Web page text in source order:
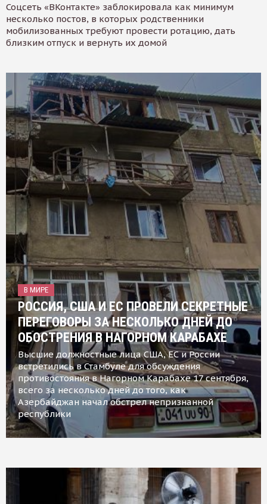
Соцсеть «ВКонтакте» заблокировала как минимум
несколько постов, в которых родственники
мобилизованных требуют провести ротацию, дать
близким отпуск и вернуть их домой
В МИРЕ
РОССИЯ, США И ЕС ПРОВЕЛИ СЕКРЕТНЫЕ
ПЕРЕГОВОРЫ ЗА НЕСКОЛЬКО ДНЕЙ ДО
ОБОСТРЕНИЯ В НАГОРНОМ КАРАБАХЕ
Высшие должностные лица США, ЕС и России
встретились в Стамбуле для обсуждения
противостояния в Нагорном Карабахе 17 сентября,
всего за несколько дней до того, как
Азербайджан начал обстрел непризнанной
республики